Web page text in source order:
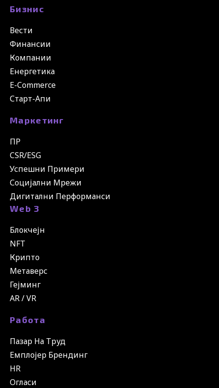
Бизнис
Вести
Финансии
Компании
Енергетика
E-Commerce
Старт-Апи
Маркетинг
ПР
CSR/ESG
Успешни Примери
Социјални Мрежи
Дигитални Перформанси
Web 3
Блокчејн
NFT
Крипто
Метаверс
Гејминг
AR / VR
Работа
Пазар На Труд
Емплојер Брендинг
HR
Огласи